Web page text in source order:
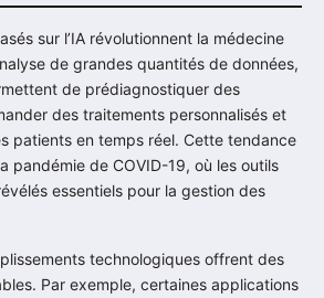
sur l’IA révolutionnent la médecine
de grandes quantités de données,
de prédiagnostiquer des
des traitements personnalisés et
patients en temps réel. Cette tendance
pandémie de COVID-19, où les outils
essentiels pour la gestion des
technologiques offrent des
Par exemple, certaines applications